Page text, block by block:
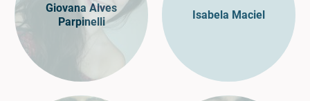
Giovana Alves
Parpinelli
Isabela Maciel